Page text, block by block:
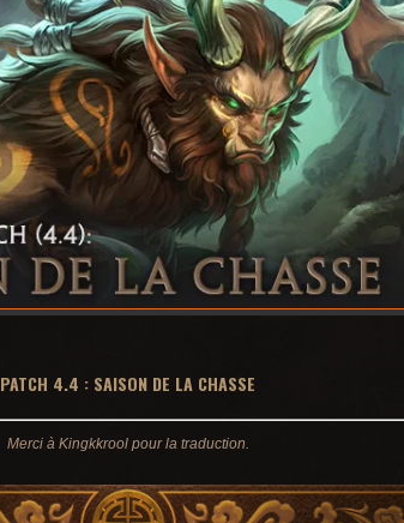
PATCH 4.4 : SAISON DE LA CHASSE
Merci à Kingkkrool pour la traduction.